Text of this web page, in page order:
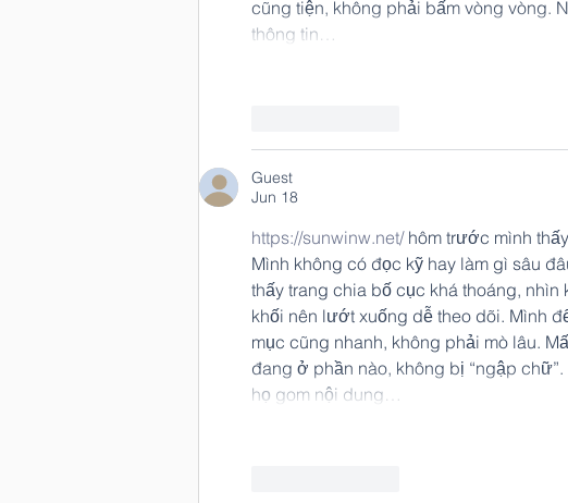
cũng tiện, không phải bấm vòng vòng.
thông tin…
Guest
Jun 18
https://sunwinw.net/ hôm trước mình
Mình không có đọc kỹ hay làm gì sâu
thấy trang chia bố cục khá thoáng,
khối nên lướt xuống dễ theo dõi. Mình
mục cũng nhanh, không phải mò lâu.
đang ở phần nào, không bị “ngập
họ gom nội dung…